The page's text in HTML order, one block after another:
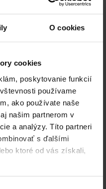
O cookies
cookies
poskytovanie funkcií
používame
ako používate naše
našim partnerom v
a analýzy. Títo partneri
s ďalšími
ktoré od vás získali,
transparent
pásky:
iný